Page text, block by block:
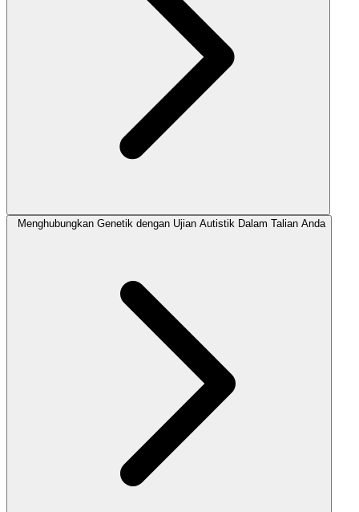
Menghubungkan Genetik dengan Ujian Autistik Dalam Talian Anda